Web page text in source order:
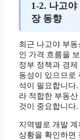
1-2. 나고야
장 동향
최근 나고야 부
인 가격 흐름을
정부 정책과 경제
동성이 있으므로
석이 필요합니다
라 적합한 부동
것이 중요합니다.
지역별로 개발
상황을 확인하면